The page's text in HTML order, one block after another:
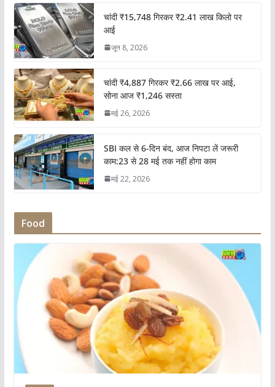
चांदी ₹15,748 गिरकर ₹2.41 लाख किलो पर
आई
जून 8, 2026
चांदी ₹4,887 गिरकर ₹2.66 लाख पर आई,
सोना आज ₹1,246 सस्ता
मई 26, 2026
SBI कल से 6-दिन बंद, आज निपटा लें जरूरी
काम:23 से 28 मई तक नहीं होगा काम
मई 22, 2026
Food